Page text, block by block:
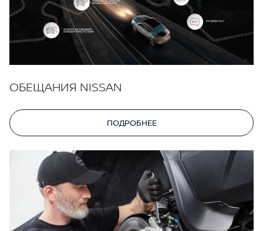
ОБЕЩАНИЯ NISSAN
ПОДРОБНЕЕ